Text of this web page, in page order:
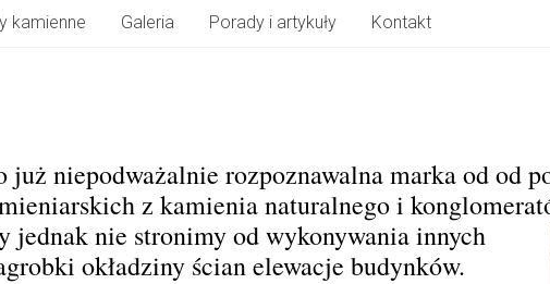
kamienne Galeria Porady i artykuły Kontakt
już niepodważalnie rozpoznawalna marka od od
z kamienia naturalnego i
jednak nie stronimy od wykonywania innych
okładziny ścian elewacje budynków.